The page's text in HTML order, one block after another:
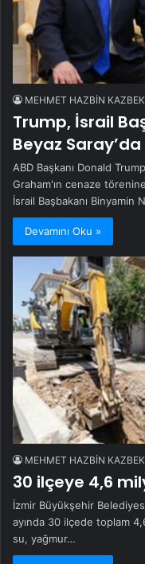
MEHMET HAZBİN KAZBEK
Trump, İsrail
Beyaz
ABD Başkanı Donald
Graham'ın cenaze
İsrail Başbakanı Binyamin
Devamını Oku »
MEHMET HAZBİN KAZBEK
30 ilçeye 4,6
İzmir Büyükşehir
ayında 30 ilçede toplam
su, yağmur…